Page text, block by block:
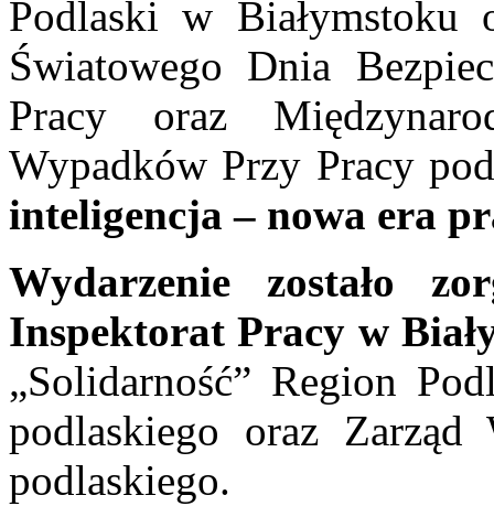
Podlaski w Białymstoku
Światowego Dnia
Pracy oraz
Wypadków Przy Pracy pod
inteligencja – nowa era
Wydarzenie zostało
Inspektorat Pracy w
„Solidarność” Region
podlaskiego oraz
podlaskiego.